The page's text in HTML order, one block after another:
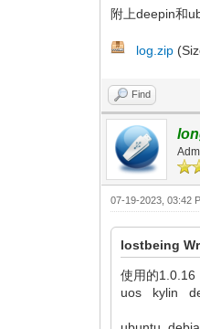
附上deepin和
log.zip
Find
07-19-2023, 03:42
lostbeing
使用的1.0.16
uos kylin